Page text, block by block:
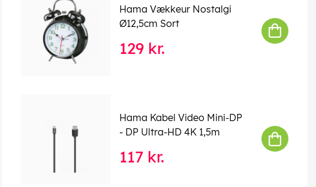
Hama Vækkeur Nostalgi
Ø12,5cm Sort
129 kr.
Hama Kabel Video Mini-DP
- DP Ultra-HD 4K 1,5m
117 kr.